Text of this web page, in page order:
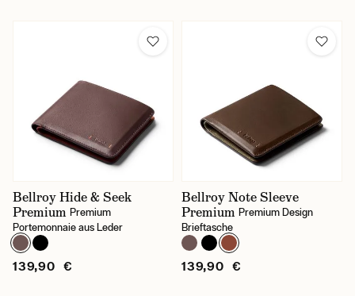
Braun
Gemustert
Schwarz
Preis
Bellroy Hide & Seek
Premium Premium
Portemonnaie aus Leder
139,90 €
Bellroy Note Sleeve
Premium Premium Design
Brieftasche
139,90 €